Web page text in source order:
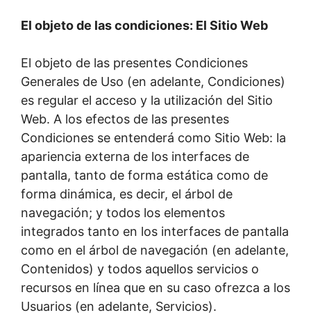
El objeto de las condiciones: El Sitio Web
El objeto de las presentes Condiciones
Generales de Uso (en adelante, Condiciones)
es regular el acceso y la utilización del Sitio
Web. A los efectos de las presentes
Condiciones se entenderá como Sitio Web: la
apariencia externa de los interfaces de
pantalla, tanto de forma estática como de
forma dinámica, es decir, el árbol de
navegación; y todos los elementos
integrados tanto en los interfaces de pantalla
como en el árbol de navegación (en adelante,
Contenidos) y todos aquellos servicios o
recursos en línea que en su caso ofrezca a los
Usuarios (en adelante, Servicios).